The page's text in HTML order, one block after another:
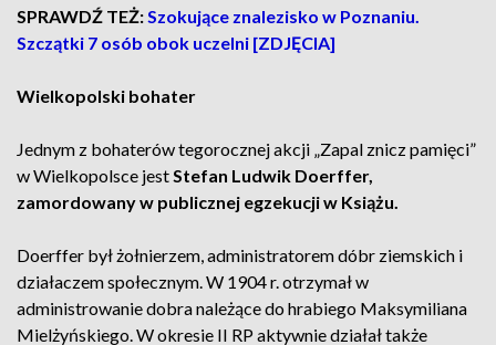
SPRAWDŹ TEŻ:Szokujące znalezisko w Poznaniu.
Szczątki 7 osób obok uczelni [ZDJĘCIA]
Wielkopolski bohater
Jednym z bohaterów tegorocznej akcji „Zapal znicz pamięci”
w Wielkopolsce jestStefan Ludwik Doerffer,
zamordowany w publicznej egzekucji w Książu.
Doerffer był żołnierzem, administratorem dóbr ziemskich i
działaczem społecznym. W 1904 r. otrzymał w
administrowanie dobra należące do hrabiego Maksymiliana
Mielżyńskiego. W okresie II RP aktywnie działał także